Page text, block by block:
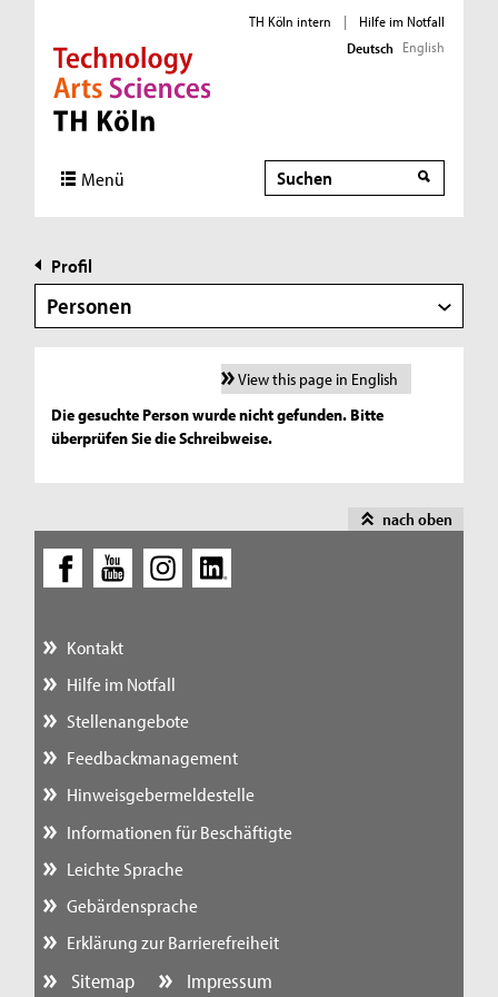
Direkt zur Hauptnavigation
Direkt zur Subnavigation
Direkt zum Inhalt
Direkt zum Fußbereich
TH Köln intern |
Hilfe im Notfall
Deutsch English
Menü Suche
Profil
Personen
View this page in English
Die gesuchte Person wurde nicht gefunden. Bitte
überprüfen Sie die Schreibweise.
nach oben
Kontakt
Hilfe im Notfall
Stellenangebote
Feedbackmanagement
Hinweisgebermeldestelle
Informationen für Beschäftigte
Leichte Sprache
Gebärdensprache
Erklärung zur Barrierefreiheit
Sitemap Impressum